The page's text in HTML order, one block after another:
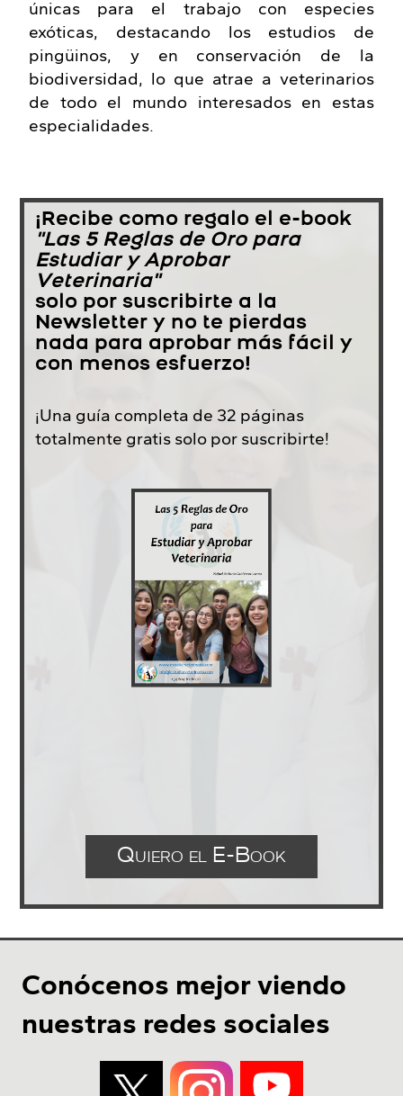
únicas para el trabajo con especies
exóticas, destacando los estudios de
pingüinos, y en conservación de la
biodiversidad, lo que atrae a veterinarios
de todo el mundo interesados en estas
especialidades.
¡Recibe como regalo el e-book
"Las 5 Reglas de Oro para
Estudiar y Aprobar
Veterinaria"
solo por suscribirte a la
Newsletter y no te pierdas
nada para aprobar más fácil y
con menos esfuerzo!
¡Una guía completa de 32 páginas
totalmente gratis solo por suscribirte!
Quiero el E-Book
Conócenos mejor viendo
nuestras redes sociales